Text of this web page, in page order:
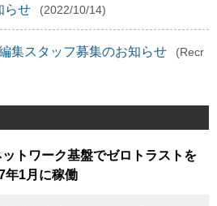
らせ (2022/10/14)
集スタッフ募集のお知らせ
(Recr
トワーク基盤でゼロトラストを
年1月に稼働